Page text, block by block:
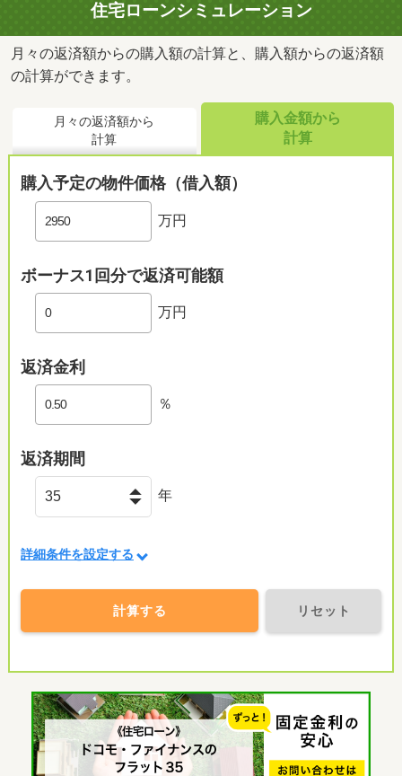
住宅ローンシミュレーション
月々の返済額からの購入額の計算と、購入額からの返済額
の計算ができます。
月々の返済額から
計算
購入金額から
計算
購入予定の物件価格（借入額）
万円
ボーナス1回分で返済可能額
万円
返済金利
％
返済期間
年
詳細条件を設定する
計算する リセット